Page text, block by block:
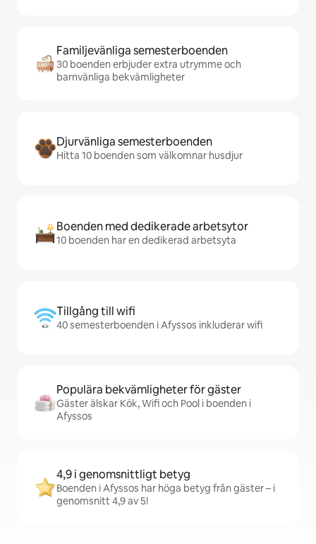
Familjevänliga semesterboenden
30 boenden erbjuder extra utrymme och
barnvänliga bekvämligheter
Djurvänliga semesterboenden
Hitta 10 boenden som välkomnar husdjur
Boenden med dedikerade arbetsytor
10 boenden har en dedikerad arbetsyta
Tillgång till wifi
40 semesterboenden i Afyssos inkluderar wifi
Populära bekvämligheter för gäster
Gäster älskar Kök, Wifi och Pool i boenden i
Afyssos
4,9 i genomsnittligt betyg
Boenden i Afyssos har höga betyg från gäster – i
genomsnitt 4,9 av 5!